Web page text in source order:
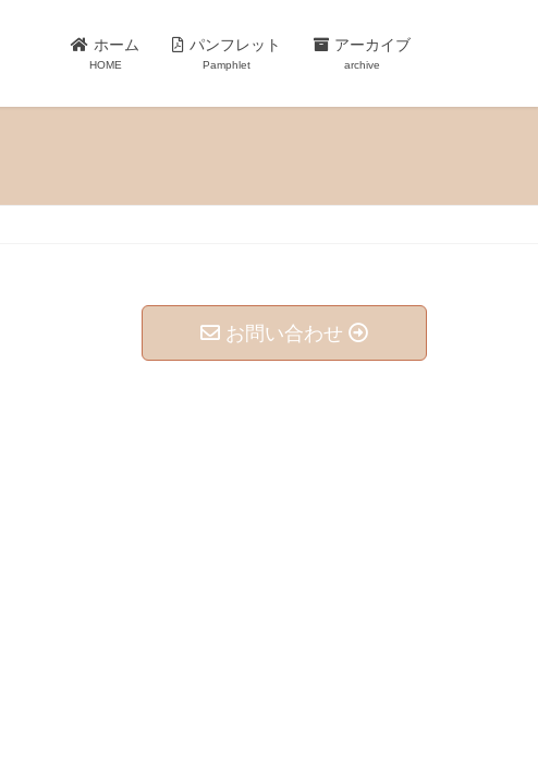
ホーム
HOME
パンフレット
Pamphlet
アーカイブ
archive
お問い合わせ